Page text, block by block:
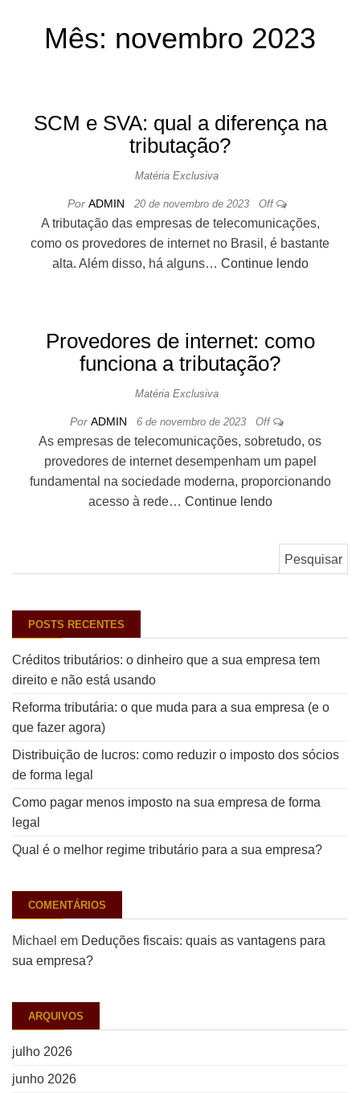
EMPRESARIA
Mês: novembro 2023
SCM e SVA: qual a diferença na
tributação?
Matéria Exclusiva
Por ADMIN 20 de novembro de 2023 Off
A tributação das empresas de telecomunicações,
como os provedores de internet no Brasil, é bastante
alta. Além disso, há alguns… Continue lendo
Provedores de internet: como
funciona a tributação?
Matéria Exclusiva
Por ADMIN 6 de novembro de 2023 Off
As empresas de telecomunicações, sobretudo, os
provedores de internet desempenham um papel
fundamental na sociedade moderna, proporcionando
acesso à rede… Continue lendo
POSTS RECENTES
Créditos tributários: o dinheiro que a sua empresa tem
direito e não está usando
Reforma tributária: o que muda para a sua empresa (e o
que fazer agora)
Distribuição de lucros: como reduzir o imposto dos sócios
de forma legal
Como pagar menos imposto na sua empresa de forma
legal
Qual é o melhor regime tributário para a sua empresa?
COMENTÁRIOS
Michael em Deduções fiscais: quais as vantagens para
sua empresa?
ARQUIVOS
julho 2026
junho 2026